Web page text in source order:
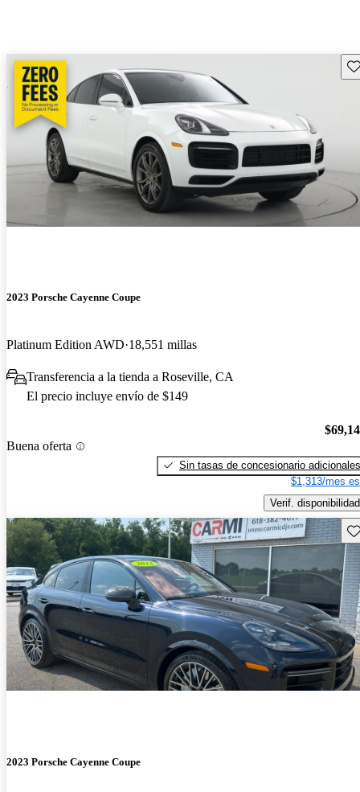
2023 Porsche Cayenne Coupe
Platinum Edition AWD 18,551 millas
Transferencia a la tienda a Roseville, CA
El precio incluye envío de $149
Buena oferta
Sin tasas de concesionario adicionales
$1,313/mes
Verif. disponibilidad
2023 Porsche Cayenne Coupe